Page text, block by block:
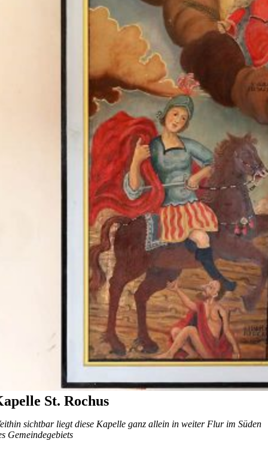
St. Rochus
sichtbar liegt diese Kapelle ganz allein in weiter Flur im Süden
Gemeindegebiets